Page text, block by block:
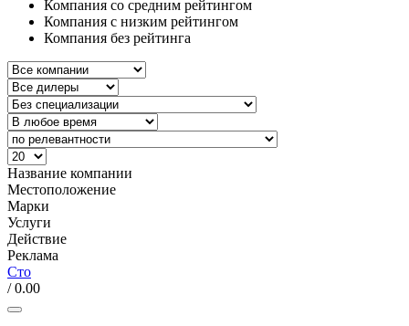
Компания со средним рейтингом
Компания с низким рейтингом
Компания без рейтинга
Название компании
Местоположение
Марки
Услуги
Действие
Реклама
Сто
/ 0.00